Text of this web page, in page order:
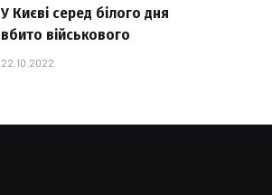
У Києві серед білого дня
вбито військового
22.10.2022